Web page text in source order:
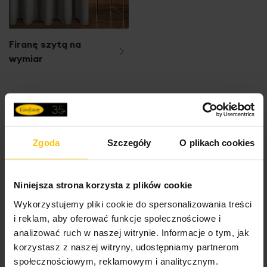
Zgoda Szczegóły O plikach cookies
Niniejsza strona korzysta z plików cookie
Wykorzystujemy pliki cookie do spersonalizowania treści
i reklam, aby oferować funkcje społecznościowe i
analizować ruch w naszej witrynie. Informacje o tym, jak
korzystasz z naszej witryny, udostępniamy partnerom
społecznościowym, reklamowym i analitycznym.
Firanę szytą na
wymiar
Inne produkty z kolekcji:
Dane techniczne
Więcej
SKU R83401886
Rozmiar (szer. x dł.) 50 x 60 cm
Opis